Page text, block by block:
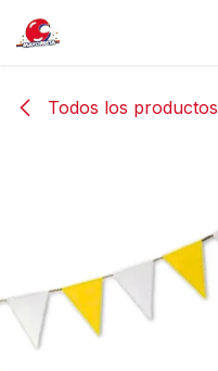
Todos los productos